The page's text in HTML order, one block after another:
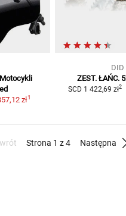
zł1
DID
ZEST. ŁAŃC.
SCD 1 422,69 zł2
Strona 1 z 4 Następna